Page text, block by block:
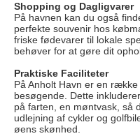
Shopping og Dagligvarer
På havnen kan du også
perfekte souvenir hos
friske fødevarer til lokale
behøver for at gøre dit
Praktiske Faciliteter
På Anholt Havn er en
besøgende. Dette
på farten, en møntvask, så
udlejning af cykler og
øens skønhed.